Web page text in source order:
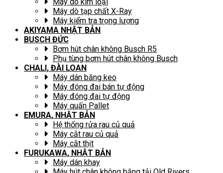
Máy dò tạp chất X-Ray
Máy kiểm tra trọng lượng
AKIYAMA NHẬT BẢN
BUSCH ĐỨC
Bơm hút chân không Busch R5
Phụ tùng bơm hút chân không Busch
CHALI, ĐÀI LOAN
Máy dán băng keo
Máy đóng đai bán tự động
Máy đóng đai tự động
Máy quấn Pallet
EMURA, NHẬT BẢN
Hệ thống rửa rau củ quả
Máy cắt rau củ quả
Máy cắt thịt
FURUKAWA, NHẬT BẢN
Máy dán khay